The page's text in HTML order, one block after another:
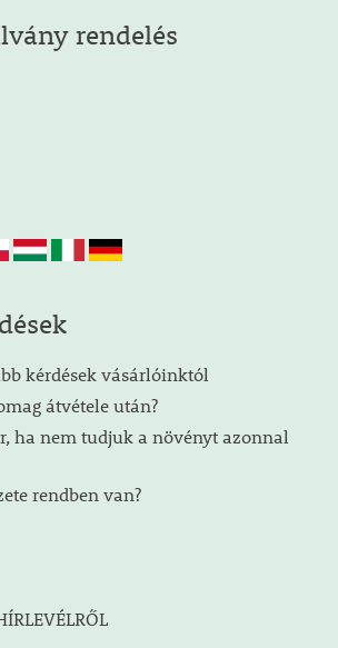
rendelés
kérdések vásárlóinktól
átvétele után?
ha nem tudjuk a növényt azonnal
rendben van?